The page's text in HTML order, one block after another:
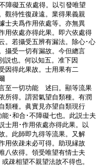
障礙五依處得。以引發唯望
觀待性復疎遠。業得果義親
士夫爲作用依處等。亦無異
用依處亦得此果。即六依處得
。若攝受五辨有漏法。除心･心
攝受一切有漏故。今但總言
説也。何以知五。准下因
因得此果故。士用果有二
至一切功能 述曰。顯等流果
所得。謂習氣望自類種。有潤
類種。眞實見亦望自類現行
能･和合･不障礙七也。此説士夫
士用･作用依處亦得此果。以
。此師即九得等流果。又解
用依疎未必可得。助現縁故
八依得。領受唯望有情士夫
疎相望不親望法故不得也。